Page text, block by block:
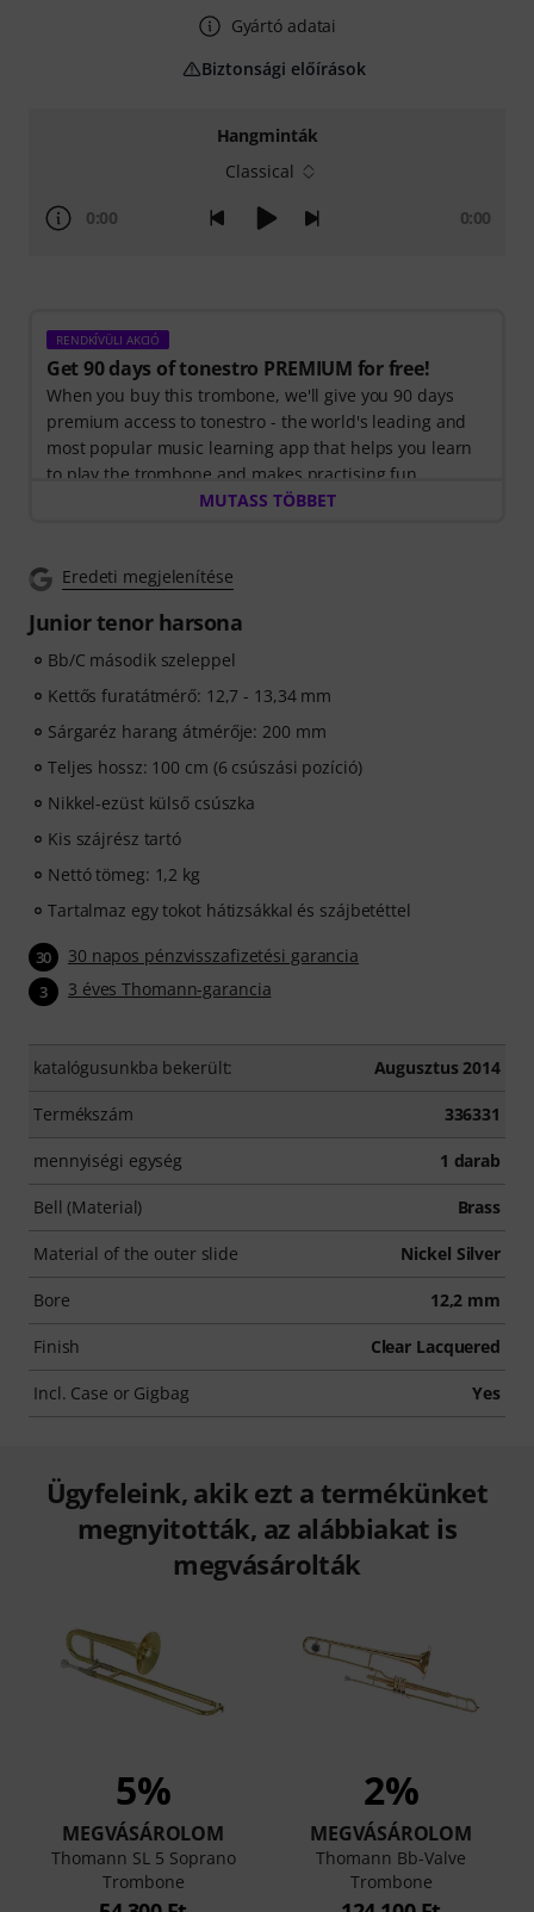
Hangminták
Classical
0:00 0:00
RENDKÍVÜLI AKCIÓ
Get 90 days of tonestro PREMIUM for free!
When you buy this trombone, we'll give you 90 days
premium access to tonestro - the world's leading and
most popular music learning app that helps you learn
to play the trombone and makes practising fun.
Discover the world of music with60 interactive step-
The interactive live feedback from tonestro listens to
immediately gives you feedback on pitch and rhythm.
Take the opportunity now to develop your trombone
skills flexibly, effectively and enjoyably - anytime,
anywhere. No automatic renewal!
MUTASS TÖBBET
Eredeti megjelenítése
Junior tenor harsona
Bb/C második szeleppel
Kettős furatátmérő: 12,7 - 13,34 mm
Sárgaréz harang átmérője: 200 mm
Teljes hossz: 100 cm (6 csúszási pozíció)
Nikkel-ezüst külső csúszka
Kis szájrész tartó
Nettó tömeg: 1,2 kg
Tartalmaz egy tokot hátizsákkal és szájbetéttel
30 30 napos pénzvisszafizetési garancia
3 3 éves Thomann-garancia
katalógusunkba bekerült: Augusztus 2014
Termékszám 336331
mennyiségi egység 1 darab
Bell (Material) Brass
Material of the outer slide Nickel Silver
Bore 12,2 mm
Finish Clear Lacquered
Incl. Case or Gigbag Yes
Gyártó adatai
Biztonsági előírások
Ügyfeleink, akik ezt a termékünket
megnyitották, az alábbiakat is
megvásárolták
5%
MEGVÁSÁROLOM
Thomann SL 5 Soprano
Trombone
2%
MEGVÁSÁROLOM
Thomann Bb-Valve
Trombone